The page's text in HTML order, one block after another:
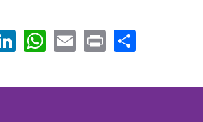
LinkedIn
WhatsApp
Email
Print